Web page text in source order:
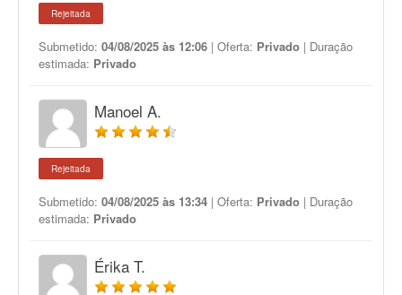
Rejeitada
Submetido: 04/08/2025 às 12:06 | Oferta: Privado | Duração
estimada: Privado
Manoel A.
Rejeitada
Submetido: 04/08/2025 às 13:34 | Oferta: Privado | Duração
estimada: Privado
Érika T.